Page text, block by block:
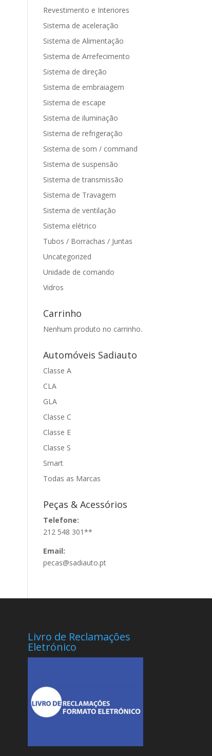
Revestimento e Interiores
Sistema de aceleração
Sistema de Alimentação
Sistema de Arrefecimento
Sistema de direção
Sistema de embraiagem
Sistema de escape
Sistema de iluminação
Sistema de refrigeração
Sistema de som / command
Sistema de suspensão
Sistema de transmissão
Sistema de Travagem
Sistema de ventilação
Sistema elétrico
Tubos / Borrachas / Juntas
Uncategorized
Unidade de comando
Vidros
Carrinho
Nenhum produto no carrinho.
Automóveis Sadiauto
Classe A
CLA
GLA
Classe C
Classe E
Classe S
Smart
Todas as Marcas
Peças & Acessórios
Telefone:
212 548 301**
Email:
pecas@sadiauto.pt
Livro de Reclamações
Eletrónico